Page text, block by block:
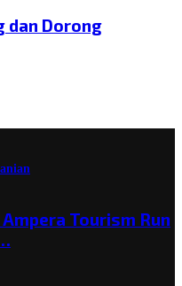
dan Dorong
Tourism Run